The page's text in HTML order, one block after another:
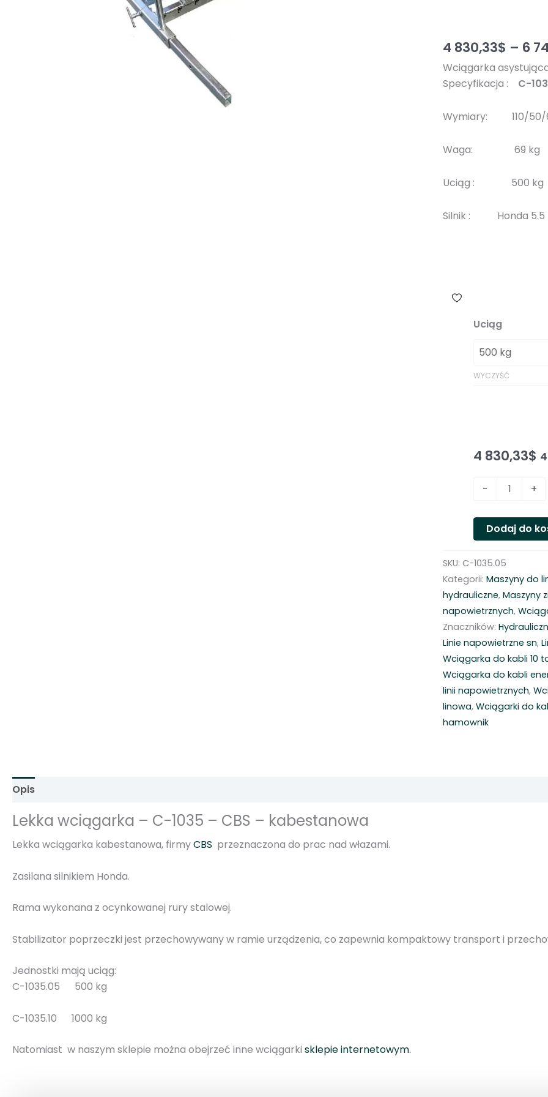
4 830,33$ – 6
Wciągarka
Specyfikacja : C-
Wymiary: 110/
Waga:
Uciąg :
Silnik : Honda
Uciąg
WYCZYŚĆ
4 830,33$
-
o
L
e
k
k
a
w
c
i
ą
g
a
S
+
Dodaj do
SKU:C-1035.05
Kategorii:Maszyny do
hydrauliczne,Maszyny
napowietrznych,
Znaczników:
Linie napowietrzne sn,
Wciągarka do kabli 10
Wciągarka do kabli
linii napowietrznych,
linowa,Wciągarki do
hamownik
Opis
Lekka wciągarka – C-1035 – CBS – kabestanowa
Lekka wciągarka kabestanowa, firmyCBS przeznaczona do prac nad włazami.
Zasilana silnikiem Honda.
Rama wykonana z ocynkowanej rury stalowej.
Stabilizator poprzeczki jest przechowywany w ramie urządzenia, co zapewnia kompaktowy transport i
Jednostki mają uciąg:
C-1035.05 500 kg
C-1035.10 1000 kg
Natomiast w naszym sklepie można obejrzeć inne wciągarki sklepie internetowym.